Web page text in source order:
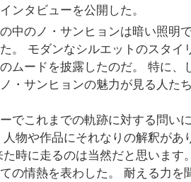
ンタビューを公開した。
中のノ・サンヒョンは暗い照明
。 モダンなシルエットのスタ
ムードを披露したのだ。 特に
・サンヒョンの魅力が見る人た
でこれまでの軌跡に対する問い
物や作品にそれなりの解釈が
た時に走るのは当然だと思いま
の情熱を表わした。 耐える力を